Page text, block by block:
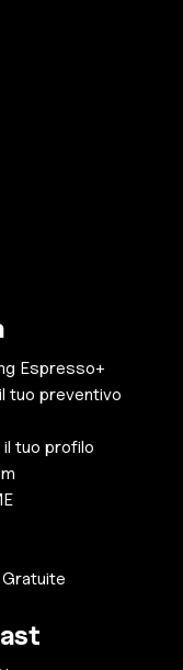
Espresso+
tuo preventivo
il tuo profilo